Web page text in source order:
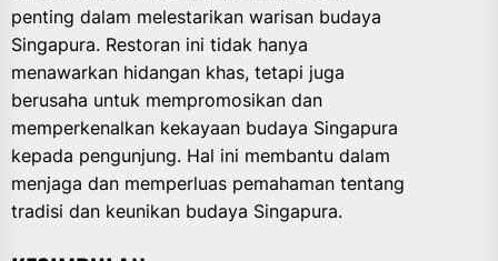
penting dalam melestarikan warisan budaya
Singapura. Restoran ini tidak hanya
menawarkan hidangan khas, tetapi juga
berusaha untuk mempromosikan dan
memperkenalkan kekayaan budaya Singapura
kepada pengunjung. Hal ini membantu dalam
menjaga dan memperluas pemahaman tentang
tradisi dan keunikan budaya Singapura.